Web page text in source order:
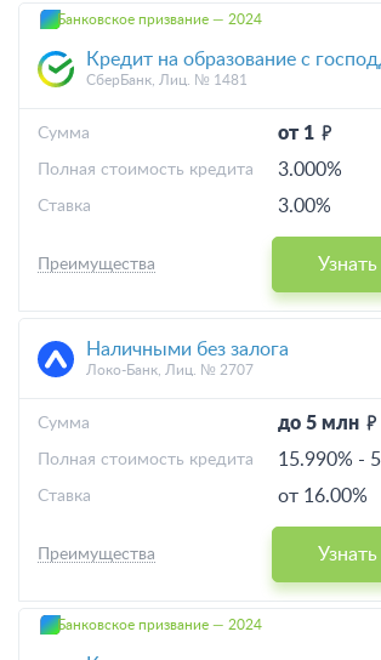
Банковское призвание — 2024
Кредит на образование с
СберБанк, Лиц. № 1481
от 1
Cумма
3.000%
Полная стоимость кредита
3.00%
Ставка
Преимущества
Наличными без залога
Локо-Банк, Лиц. № 2707
до 5 млн
Cумма
15.990% -
Полная стоимость кредита
от 16.00%
Ставка
Преимущества
Банковское призвание — 2024